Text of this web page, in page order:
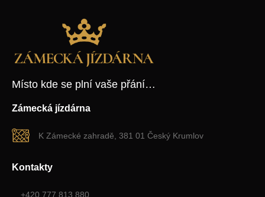
Místo kde se plní vaše přání…
Zámecká jízdárna
K Zámecké zahradě, 381 01 Český Krumlov
Kontakty
+420 777 813 880